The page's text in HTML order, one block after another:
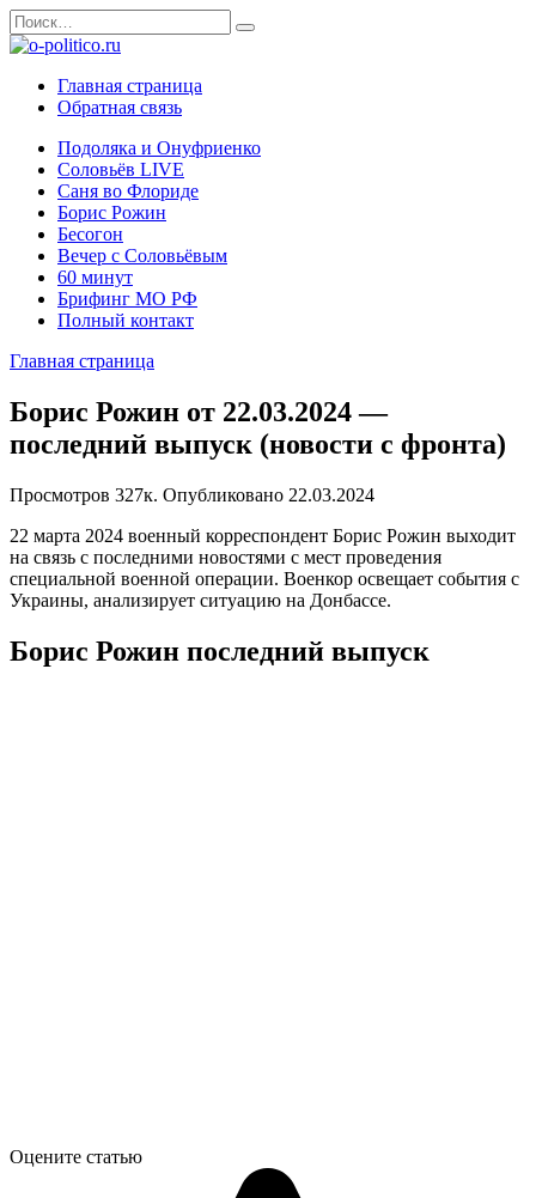
Перейти
к
содержанию
Search
for:
Главная страница
Обратная связь
Подоляка и Онуфриенко
Соловьёв LIVE
Саня во Флориде
Борис Рожин
Бесогон
Вечер с Соловьёвым
60 минут
Брифинг МО РФ
Полный контакт
Главная страница
Борис Рожин от 22.03.2024 —
последний выпуск (новости с фронта)
Просмотров 327к. Опубликовано 22.03.2024
22 марта 2024 военный корреспондент Борис Рожин выходит
на связь с последними новостями с мест проведения
специальной военной операции. Военкор освещает события с
Украины, анализирует ситуацию на Донбассе.
Борис Рожин последний выпуск
Оцените статью